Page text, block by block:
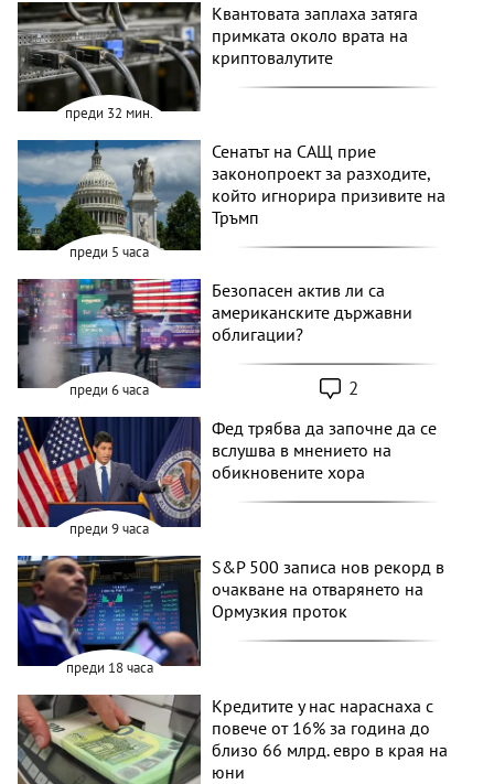
преди 32 мин.
Квантовата заплаха затяга
примката около врата на
криптовалутите
преди 5 часа
Сенатът на САЩ прие
законопроект за разходите,
който игнорира призивите на
Тръмп
преди 6 часа
Безопасен актив ли са
американските държавни
облигации?
2
преди 9 часа
Фед трябва да започне да се
вслушва в мнението на
обикновените хора
преди 18 часа
S&P 500 записа нов рекорд в
очакване на отварянето на
Ормузкия проток
Кредитите у нас нараснаха с
повече от 16% за година до
близо 66 млрд. евро в края на
юни